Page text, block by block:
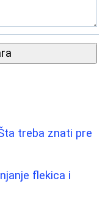
treba znati pre
flekica i